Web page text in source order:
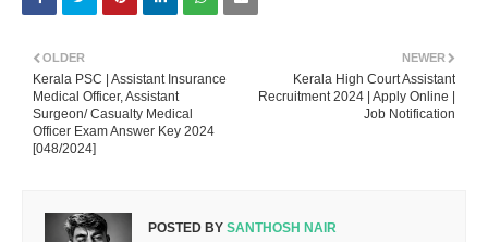
NEWER
Kerala High Court Assistant
Recruitment 2024 | Apply Online |
Job Notification
OLDER
Kerala PSC | Assistant Insurance
Medical Officer, Assistant
Surgeon/ Casualty Medical
Officer Exam Answer Key 2024
[048/2024]
POSTED BY SANTHOSH NAIR